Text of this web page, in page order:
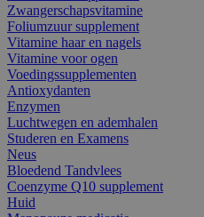
Zwangerschapsvitamine
Foliumzuur supplement
Vitamine haar en nagels
Vitamine voor ogen
Voedingssupplementen
Antioxydanten
Enzymen
Luchtwegen en ademhalen
Studeren en Examens
Neus
Bloedend Tandvlees
Coenzyme Q10 supplement
Huid